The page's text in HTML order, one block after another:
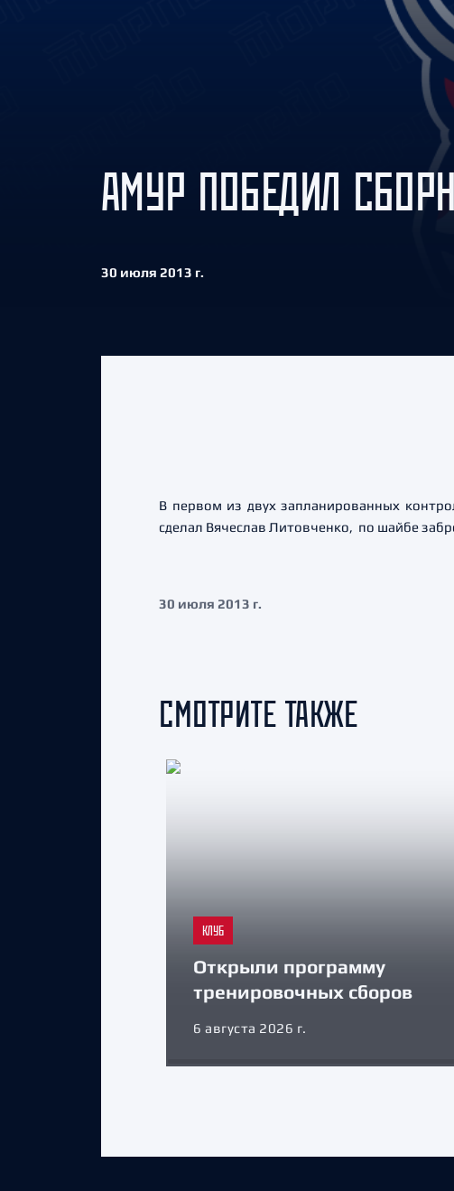
АМУР ПОБЕДИЛ
30 июля 2013 г.
В первом из двух запланированных
сделал Вячеслав Литовченко, по шайбе
30 июля 2013 г.
СМОТРИТЕ ТАКЖЕ
КЛУБ
Открыли программу
тренировочных сборов
6 августа 2026 г.